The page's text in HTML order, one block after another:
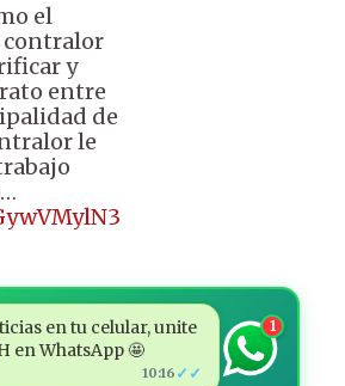
el
contralor
y
entre
de
le
en tu celular, unite
en WhatsApp 🤩
10:16 ✓✓
1